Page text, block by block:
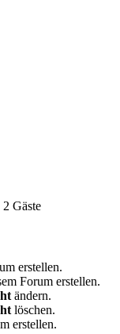
Gäste
erstellen.
Forum erstellen.
ändern.
löschen.
erstellen.